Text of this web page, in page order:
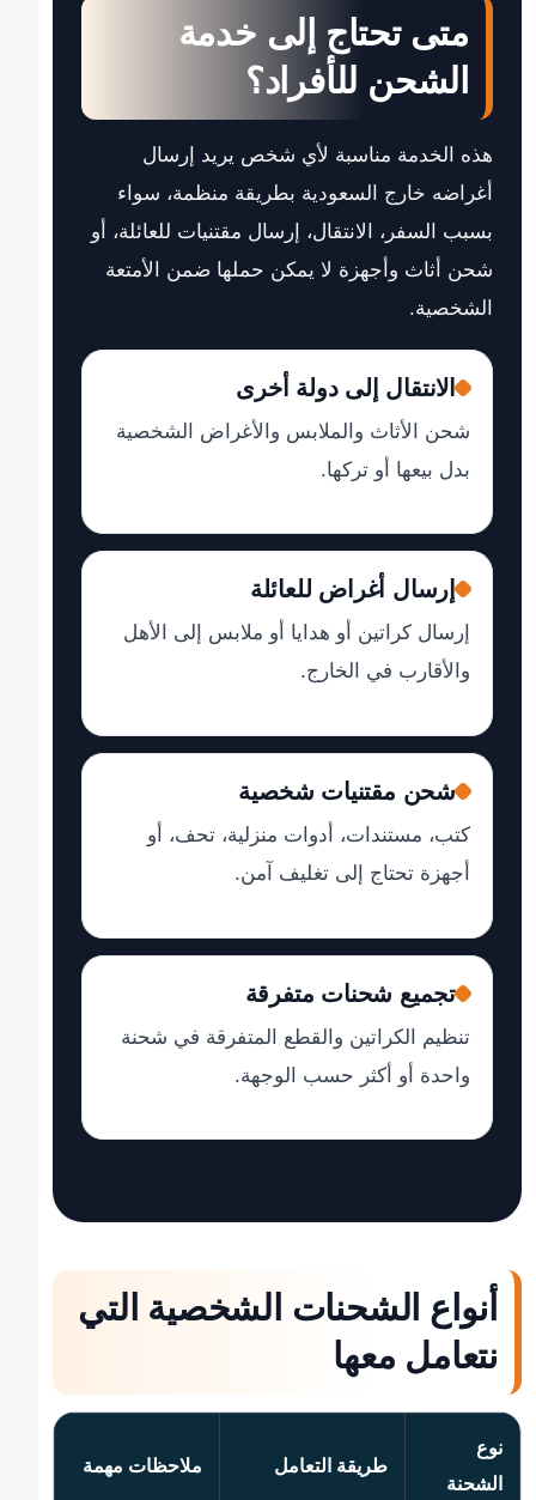
متى تحتاج إلى خدمة
الشحن للأفراد؟
هذه الخدمة مناسبة لأي شخص يريد إرسال
أغراضه خارج السعودية بطريقة منظمة، سواء
بسبب السفر، الانتقال، إرسال مقتنيات للعائلة، أو
شحن أثاث وأجهزة لا يمكن حملها ضمن الأمتعة
الشخصية.
الانتقال إلى دولة أخرى
شحن الأثاث والملابس والأغراض الشخصية
بدل بيعها أو تركها.
إرسال أغراض للعائلة
إرسال كراتين أو هدايا أو ملابس إلى الأهل
والأقارب في الخارج.
شحن مقتنيات شخصية
كتب، مستندات، أدوات منزلية، تحف، أو
أجهزة تحتاج إلى تغليف آمن.
تجميع شحنات متفرقة
تنظيم الكراتين والقطع المتفرقة في شحنة
واحدة أو أكثر حسب الوجهة.
أنواع الشحنات الشخصية التي
نتعامل معها
نوع
الشحنة
طريقة التعامل ملاحظات مهمة